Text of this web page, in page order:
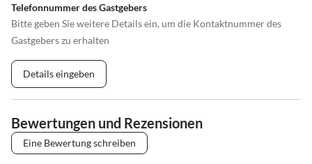
Telefonnummer des Gastgebers
Bitte geben Sie weitere Details ein, um die Kontaktnummer des
Gastgebers zu erhalten
Details eingeben
Bewertungen und Rezensionen
Eine Bewertung schreiben